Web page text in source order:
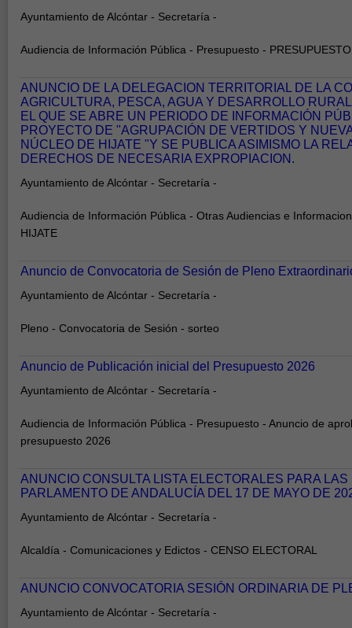
Ayuntamiento de Alcóntar - Secretaría -
Audiencia de Información Pública - Presupuesto -
ANUNCIO DE LA DELEGACION TERRITORIAL DE LA
AGRICULTURA, PESCA, AGUA Y DESARROLLO
EL QUE SE ABRE UN PERIODO DE INFORMACIÓN
PROYECTO DE "AGRUPACIÓN DE VERTIDOS Y
NÚCLEO DE HIJATE "Y SE PUBLICA ASIMISMO LA
DERECHOS DE NECESARIA EXPROPIACION.
Ayuntamiento de Alcóntar - Secretaría -
Audiencia de Información Pública - Otras Audiencias e
HIJATE
Anuncio de Convocatoria de Sesión de Pleno
Ayuntamiento de Alcóntar - Secretaría -
Pleno - Convocatoria de Sesión - sorteo
Anuncio de Publicación inicial del Presupuesto 2026
Ayuntamiento de Alcóntar - Secretaría -
Audiencia de Información Pública - Presupuesto - Anuncio de
presupuesto 2026
ANUNCIO CONSULTA LISTA ELECTORALES PARA
PARLAMENTO DE ANDALUCÍA DEL 17 DE MAYO DE
Ayuntamiento de Alcóntar - Secretaría -
Alcaldía - Comunicaciones y Edictos - CENSO ELECTORAL
ANUNCIO CONVOCATORIA SESIÓN ORDINARIA DE
Ayuntamiento de Alcóntar - Secretaría -